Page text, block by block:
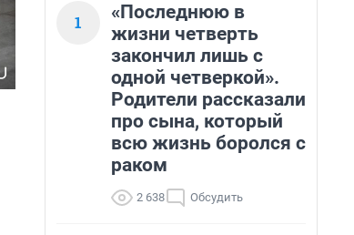
1
«Последнюю в
жизни четверть
закончил лишь с
одной четверкой».
Родители рассказали
про сына, который
всю жизнь боролся с
раком
2 638 Обсудить